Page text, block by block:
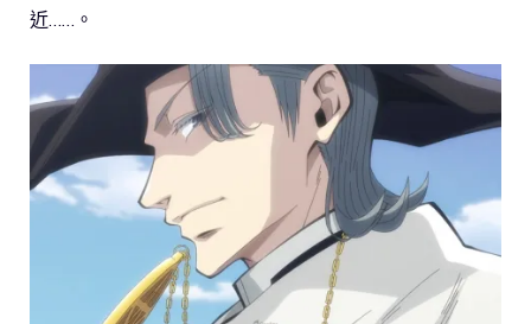
近……。